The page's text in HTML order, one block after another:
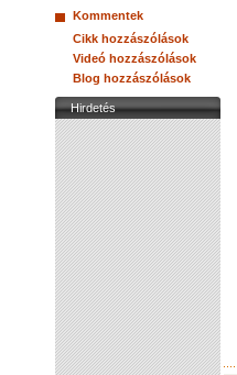
Kommentek
Cikk hozzászólások
Videó hozzászólások
Blog hozzászólások
Hirdetés